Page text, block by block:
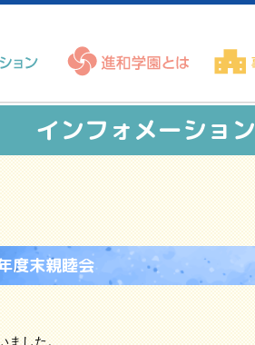
インフォメーション
度末親睦会
した。